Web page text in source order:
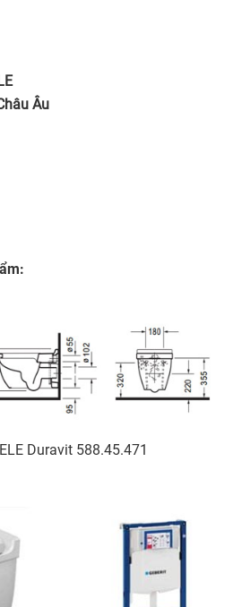
Âu
Duravit 588.45.471